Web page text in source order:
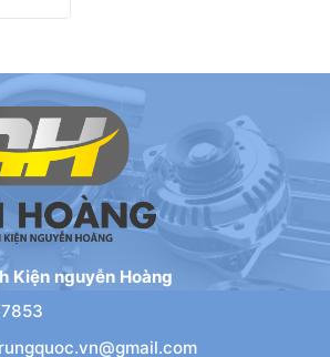
Kiện nguyễn Hoàng